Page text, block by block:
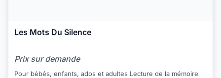
Les Mots Du Silence
Prix sur demande
Pour bébés, enfants, ados et adultes Lecture de la mémoire